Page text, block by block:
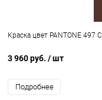
Краска цвет PANTONE 497 C
3 960 руб. / шт
Подробнее